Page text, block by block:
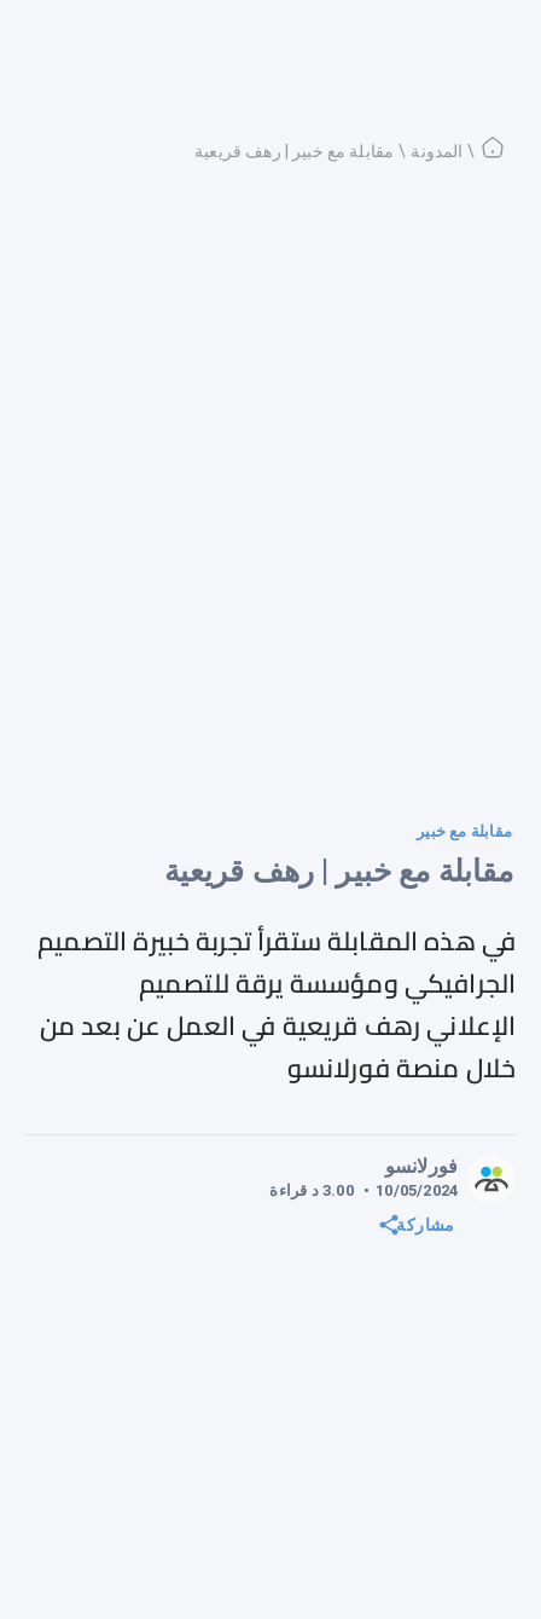
\ المدونة \ مقابلة مع خبير | رهف قريعية
مقابلة مع خبير
مقابلة مع خبير | رهف قريعية
في هذه المقابلة ستقرأ تجربةخبيرة التصميم
الجرافيكيومؤسسة يرقة للتصميم
الإعلانيرهف قريعية في العمل عن بعد من
خلال منصة فورلانسو
فورلانسو
10/05/2024
•
3.00 د قراءة
مشاركة